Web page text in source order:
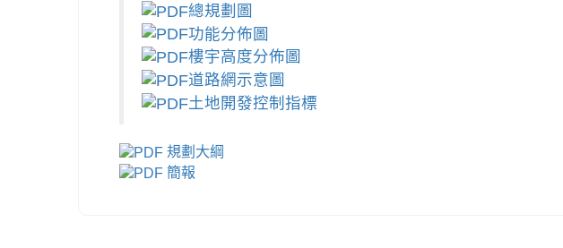
總規劃圖
功能分佈圖
樓宇高度分佈圖
道路網示意圖
土地開發控制指標
規劃大綱
簡報